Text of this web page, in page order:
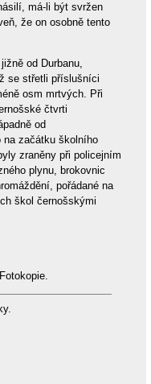
má-li být svržen
že on osobně tento
od Durbanu,
se střetli příslušníci
osm mrtvých. Při
čtvrti
od
na začátku školního
zraněny při policejním
plynu, brokovnic
pořádané na
škol černošskými